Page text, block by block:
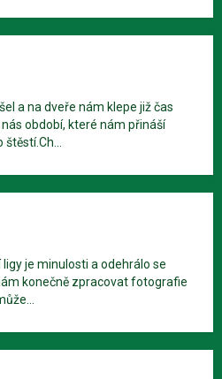
a na dveře nám klepe již čas
období, které nám přináší
je minulosti a odehrálo se
konečně zpracovat fotografie